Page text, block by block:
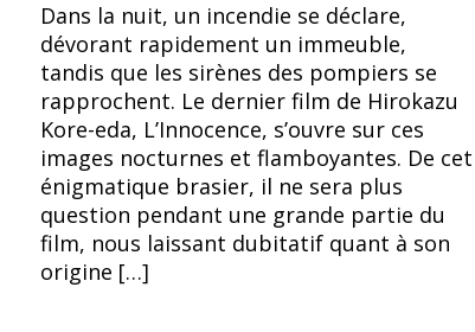
Dans la nuit, un incendie se déclare,
dévorant rapidement un immeuble,
tandis que les sirènes des pompiers se
rapprochent. Le dernier film de Hirokazu
Kore-eda, L’Innocence, s’ouvre sur ces
images nocturnes et flamboyantes. De cet
énigmatique brasier, il ne sera plus
question pendant une grande partie du
film, nous laissant dubitatif quant à son
origine […]